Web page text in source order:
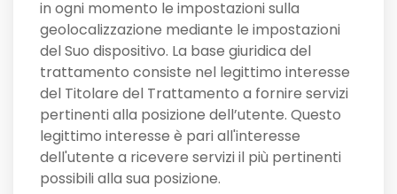
in ogni momento le impostazioni sulla
geolocalizzazione mediante le impostazioni
del Suo dispositivo. La base giuridica del
trattamento consiste nel legittimo interesse
del Titolare del Trattamento a fornire servizi
pertinenti alla posizione dell’utente. Questo
legittimo interesse è pari all'interesse
dell'utente a ricevere servizi il più pertinenti
possibili alla sua posizione.